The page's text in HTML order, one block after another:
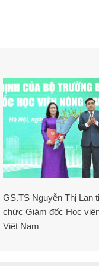
GS.TS Nguyễn Thị Lan
chức Giám đốc Học
Việt Nam